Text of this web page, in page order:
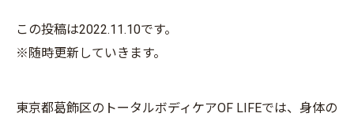
この投稿は2022.11.10です。
※随時更新していきます。
東京都葛飾区のトータルボディケアOF LIFEでは、身体の